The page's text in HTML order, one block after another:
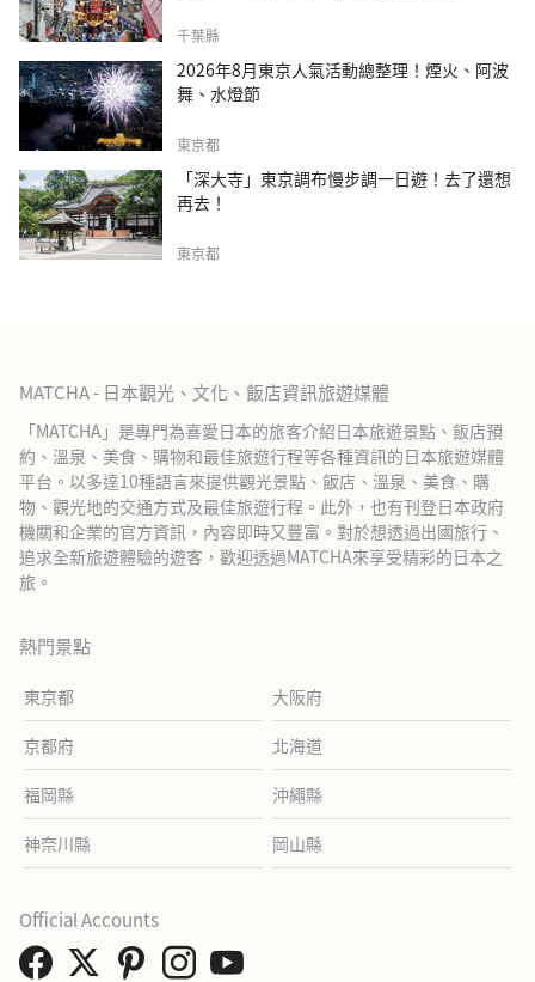
千葉縣
2026年8月東京人氣活動總整理！煙火、阿波
舞、水燈節
東京都
「深大寺」東京調布慢步調一日遊！去了還想
再去！
東京都
MATCHA - 日本觀光、文化、飯店資訊旅遊媒體
「MATCHA」是專門為喜愛日本的旅客介紹日本旅遊景點、飯店預
約、溫泉、美食、購物和最佳旅遊行程等各種資訊的日本旅遊媒體
平台。以多達10種語言來提供觀光景點、飯店、溫泉、美食、購
物、觀光地的交通方式及最佳旅遊行程。此外，也有刊登日本政府
機關和企業的官方資訊，內容即時又豐富。對於想透過出國旅行、
追求全新旅遊體驗的遊客，歡迎透過MATCHA來享受精彩的日本之
旅。
熱門景點
東京都 大阪府
京都府 北海道
福岡縣 沖繩縣
神奈川縣 岡山縣
Official Accounts